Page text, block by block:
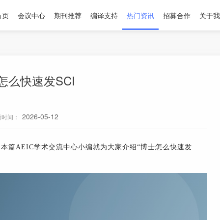
页 会议中心 期刊推荐 编译支持 热门资讯 招募合作 关于
么快速发SCI
间： 2026-05-12
篇AEIC学术交流中心小编就为大家介绍“博士怎么快速发